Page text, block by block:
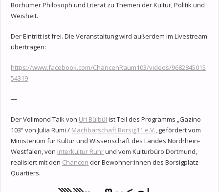
Bochumer Philosoph und Literat zu Themen der Kultur, Politik und
Weisheit.
Der Eintritt ist frei. Die Veranstaltung wird außerdem im Livestream
übertragen:
https://www.facebook.com/ChancenRaum103/videos/9682845015
54319
—
Der Vollmond Talk von Uri Bülbül ist Teil des Programms „Gazino
103“ von Julia Rumi / Machbarschaft Borsig11 e.V., gefördert vom
Ministerium für Kultur und Wissenschaft des Landes Nordrhein-
Westfalen, von Interkultur Ruhrund vom Kulturbüro Dortmund,
realisiert mit den Chancen der Bewohner:innen des Borsigplatz-
Quartiers.